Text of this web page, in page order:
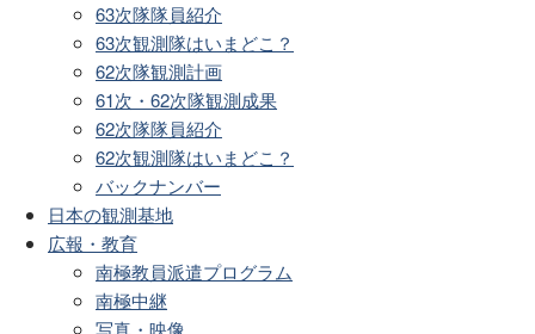
63次隊隊員紹介
63次観測隊はいまどこ？
62次隊観測計画
61次・62次隊観測成果
62次隊隊員紹介
62次観測隊はいまどこ？
バックナンバー
日本の観測基地
広報・教育
南極教員派遣プログラム
南極中継
写真・映像